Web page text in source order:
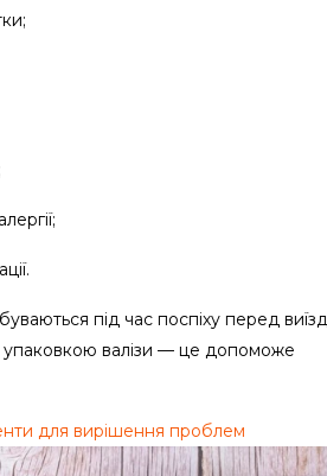
під час поспіху перед
упаковкою валізи — це допоможе
для вирішення проблем